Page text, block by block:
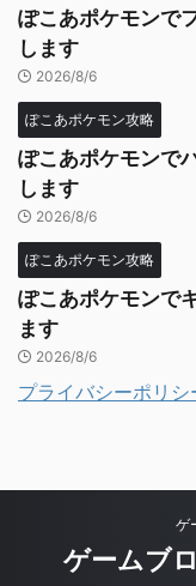
ぽこあポケモンで
します
2026/8/6
ぽこあポケモン攻略
ぽこあポケモンで
します
2026/8/6
ぽこあポケモン攻略
ぽこあポケモンで
ます
2026/8/6
プライバシーポリシ
ゲ
ゲームブ